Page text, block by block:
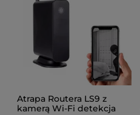
Atrapa Routera LS9 z
kamerą Wi-Fi detekcja